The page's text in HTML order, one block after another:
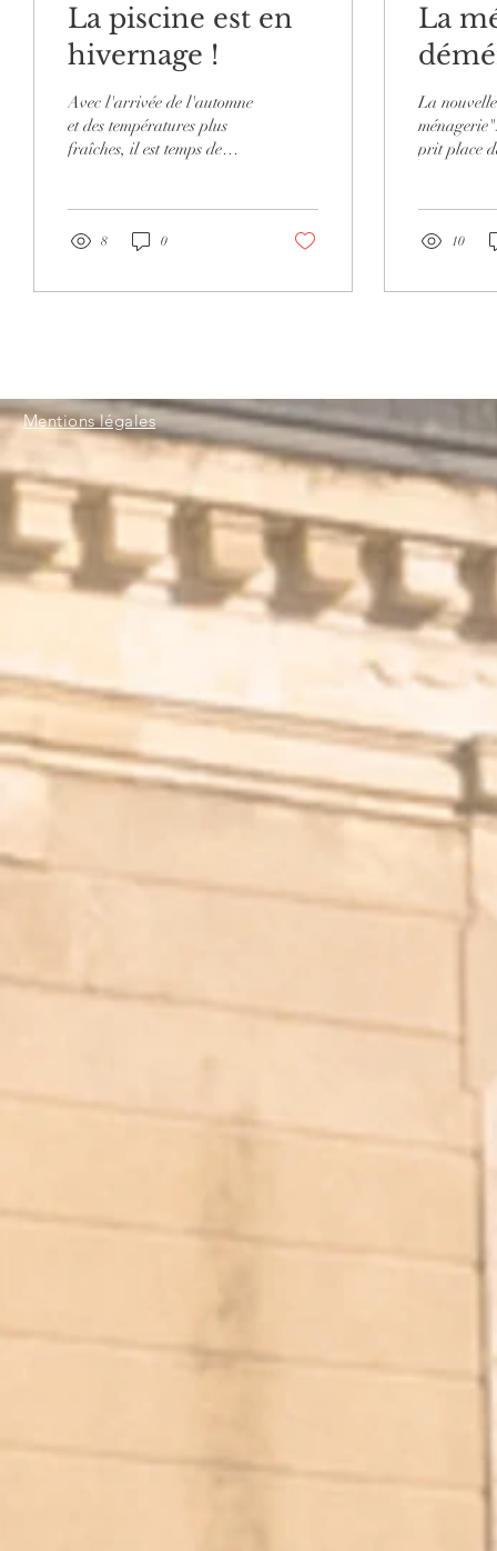
La piscine est en
hivernage !
Avec l'arrivée de l'automne
et des températures plus
fraîches, il est temps de
8 0
La
La nouvelle
prit place
10
Mentions légales